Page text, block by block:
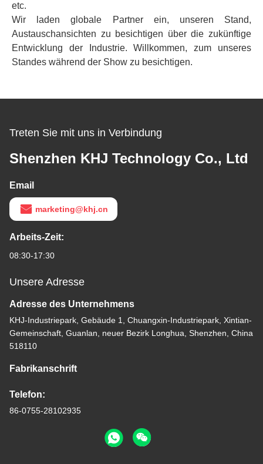
etc.
Wir laden globale Partner ein, unseren Stand,
Austauschansichten zu besichtigen über die zukünftige
Entwicklung der Industrie. Willkommen, zum unseres
Standes während der Show zu besichtigen.
Treten Sie mit uns in Verbindung
Shenzhen KHJ Technology Co., Ltd
Email
marketing@khj.cn
Arbeits-Zeit:
08:30-17:30
Unsere Adresse
Adresse des Unternehmens
KHJ-Industriepark, Gebäude 1, Chuangxin-Industriepark, Xintian-
Gemeinschaft, Guanlan, neuer Bezirk Longhua, Shenzhen, China
518110
Fabrikanschrift
Telefon:
86-0755-28102935